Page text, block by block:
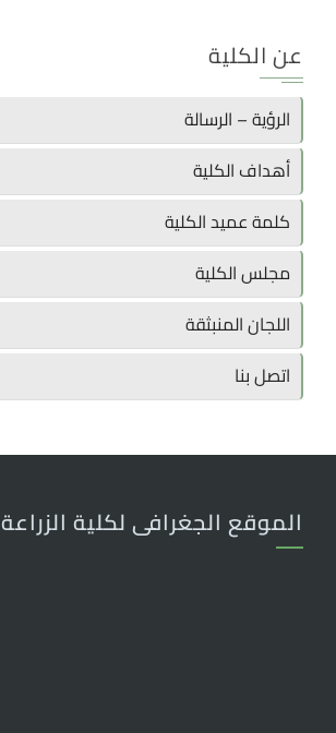
عن الكلية
الرؤية – الرسالة
أهداف الكلية
كلمة عميد الكلية
مجلس الكلية
اللجان المنبثقة
اتصل بنا
الموقع الجغرافى لكلية الزراعة